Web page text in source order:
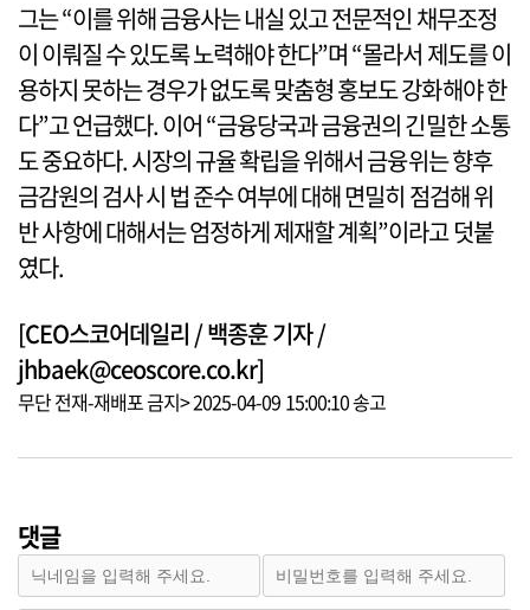
그는 “이를 위해 금융사는 내실 있고 전문적인 채무조정
이 이뤄질 수 있도록 노력해야 한다”며 “몰라서 제도를 이
용하지 못하는 경우가 없도록 맞춤형 홍보도 강화해야 한
다”고 언급했다. 이어 “금융당국과 금융권의 긴밀한 소통
도 중요하다. 시장의 규율 확립을 위해서 금융위는 향후
금감원의 검사 시 법 준수 여부에 대해 면밀히 점검해 위
반 사항에 대해서는 엄정하게 제재할 계획”이라고 덧붙
였다.
[CEO스코어데일리 / 백종훈 기자 /
jhbaek@ceoscore.co.kr]
무단 전재-재배포 금지> 2025-04-09 15:00:10 송고
댓글